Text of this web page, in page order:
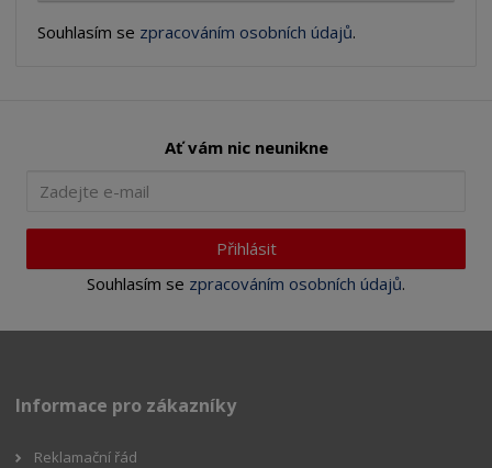
Souhlasím se zpracováním osobních údajů.
Ať vám nic neunikne
Přihlásit
Souhlasím se zpracováním osobních údajů.
Informace pro zákazníky
Reklamační řád